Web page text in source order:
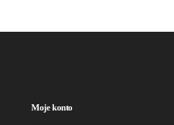
Moje konto